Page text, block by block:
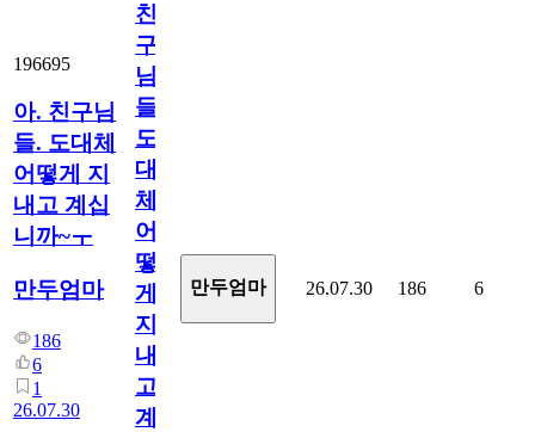
196695
아. 친구님
들. 도대체
어떻게 지
내고 계십
니까~ㅜ
만두엄마
186
6
1
26.07.30
친
구
님
들.
도
대
체
어
떻
게
지
내
고
계
만두엄마 26.07.30 186 6